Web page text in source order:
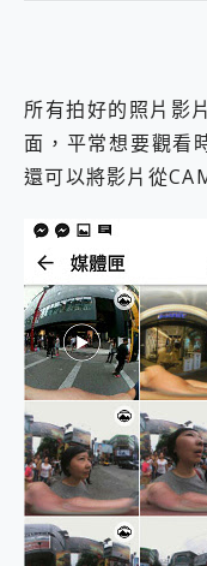
所有拍好的照片影
面，平常想要觀看
還可以將影片從